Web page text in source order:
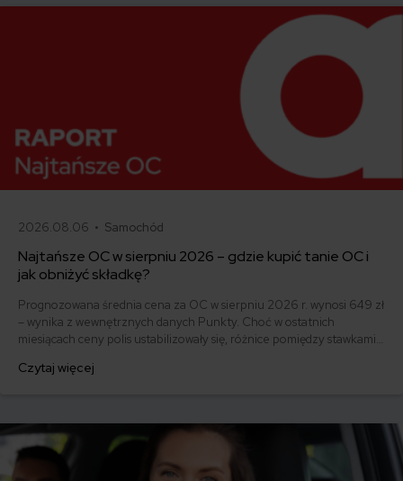
2026.08.06 • Samochód
Najtańsze OC w sierpniu 2026 – gdzie kupić tanie OC i
jak obniżyć składkę?
Prognozowana średnia cena za OC w sierpniu 2026 r. wynosi 649 zł
– wynika z wewnętrznych danych Punkty. Choć w ostatnich
miesiącach ceny polis ustabilizowały się, różnice pomiędzy stawkami
500 zł, inni – powyżej 1500 zł. Gdzie znaleźć najtańsze OC w Polsce
Czytaj więcej